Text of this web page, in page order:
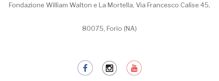
Fondazione William Walton e La Mortella, Via Francesco Calise 45,
80075, Forio (NA)